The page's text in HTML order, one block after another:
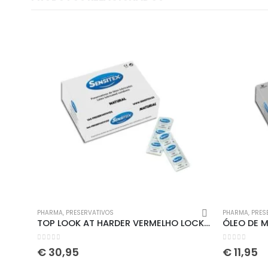
PHARMA, PRESERVATIVOS
TOP LOOK AT HARDER VERMELHO LOCKER GEAR – 42 XL
out of 5
€ 30,95
PHARMA,
out of 5
€11,95
Política de
Livro de